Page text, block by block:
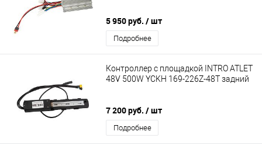
5 950 руб. / шт
Подробнее
Контроллер с площадкой INTRO ATLET
48V 500W YCKH 169-226Z-48T задний
7 200 руб. / шт
Подробнее